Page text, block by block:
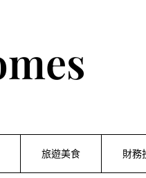
旅遊美食 財務